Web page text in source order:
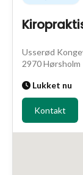
Usserød
2970 Hørsholm
Lukket nu
Kontakt